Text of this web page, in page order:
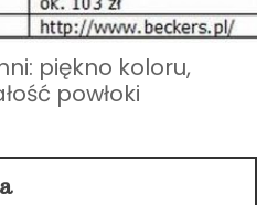
piękno koloru,
powłoki